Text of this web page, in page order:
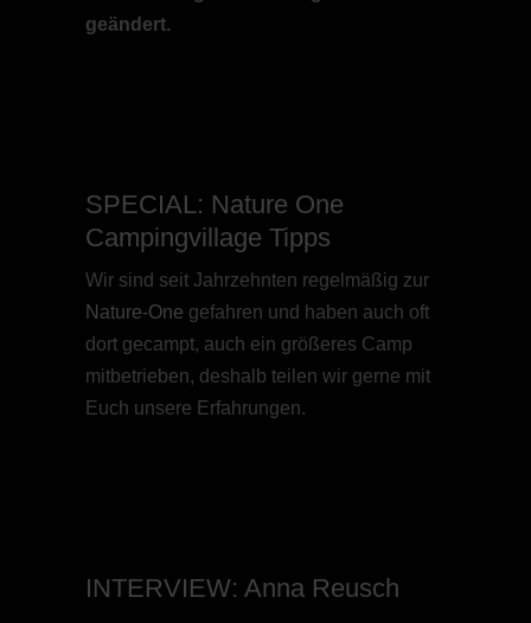
geändert.
SPECIAL: Nature One
Campingvillage Tipps
Wir sind seit Jahrzehnten regelmäßig zur
Nature-One gefahren und haben auch oft
dort gecampt, auch ein größeres Camp
mitbetrieben, deshalb teilen wir gerne mit
Euch unsere Erfahrungen.
INTERVIEW: Anna Reusch